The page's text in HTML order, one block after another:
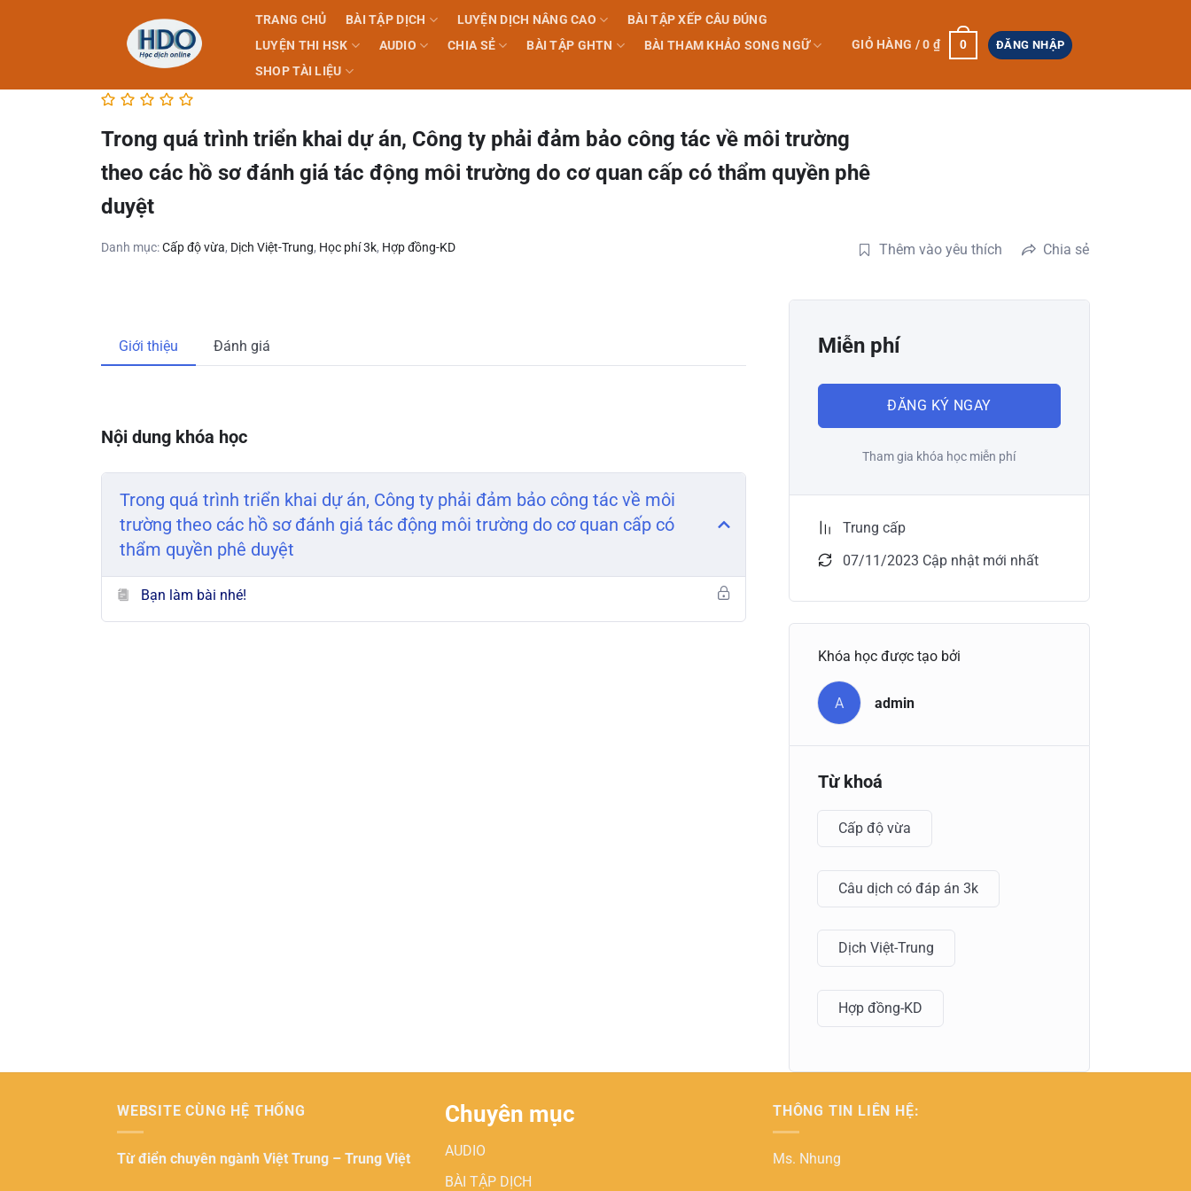
TRANG CHỦ BÀI TẬP DỊCH LUYỆN DỊCH NÂNG CAO
BÀI TẬP XẾP CÂU ĐÚNG
LUYỆN THI HSK
AUDIO CHIA SẺ BÀI TẬP GHTN
BÀI THAM KHẢO SONG NGỮ
SHOP TÀI LIỆU
GIỎ HÀNG /0 ₫ 0 ĐĂNG NHẬP
Trong quá trình triển khai dự án, Công ty phải đảm bảo công tác về môi trường
theo các hồ sơ đánh giá tác động môi trường do cơ quan cấp có thẩm quyền phê
duyệt
Danh mục:Cấp độ vừa, Dịch Việt-Trung, Học phí 3k, Hợp đồng-KD Thêm vào yêu thích Chia sẻ
Giới thiệu Đánh giá
Nội dung khóa học
Trong quá trình triển khai dự án, Công ty phải đảm bảo công tác về môi
trường theo các hồ sơ đánh giá tác động môi trường do cơ quan cấp có
thẩm quyền phê duyệt
Bạn làm bài nhé!
Miễn phí
ĐĂNG KÝ NGAY
Tham gia khóa học miễn phí
Trung cấp
07/11/2023 Cập nhật mới nhất
Khóa học được tạo bởi
A admin
Từ khoá
Cấp độ vừa
Câu dịch có đáp án 3k
Dịch Việt-Trung
Hợp đồng-KD
WEBSITE CÙNG HỆ THỐNG
Từ điển chuyên ngành Việt Trung – Trung Việt
Chuyên mục
AUDIO
BÀI TẬP DỊCH
THÔNG TIN LIÊN HỆ:
Ms. Nhung